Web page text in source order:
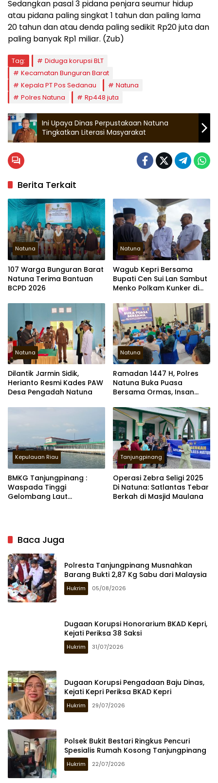
Sedangkan pasal 3 pidana penjara seumur hidup
atau pidana paling singkat 1 tahun dan paling lama
20 tahun dan atau denda paling sedikit Rp20 juta dan
paling banyak Rp1 miliar. (Zub)
Tag:
Diduga korupsi BLT
Kecamatan Bunguran Barat
Kepala PT Pos Sedanau
Natuna
Polres Natuna
Rp448 juta
Ini Upaya Dinas Perpustakaan Natuna
Tingkatkan Literasi Masyarakat
Berita Terkait
Natuna
107 Warga Bunguran Barat
Natuna Terima Bantuan
BCPD 2026
Natuna
Wagub Kepri Bersama
Bupati Cen Sui Lan Sambut
Menko Polkam Kunker di
Natuna
Dilantik Jarmin Sidik,
Herianto Resmi Kades PAW
Desa Pengadah Natuna
Natuna
Ramadan 1447 H, Polres
Natuna Buka Puasa
Bersama Ormas, Insan
Kepulauan Riau
BMKG Tanjungpinang :
Waspada Tinggi
Gelombang Laut
Tanjungpinang
Operasi Zebra Seligi 2025
Di Natuna: Satlantas Tebar
Berkah di Masjid Maulana
Baca Juga
Polresta Tanjungpinang Musnahkan
Barang Bukti 2,87 Kg Sabu dari Malaysia
Hukrim 05/08/2026
Dugaan Korupsi Honorarium BKAD Kepri,
Kejati Periksa 38 Saksi
Hukrim 31/07/2026
Dugaan Korupsi Pengadaan Baju Dinas,
Kejati Kepri Periksa BKAD Kepri
Hukrim 29/07/2026
Polsek Bukit Bestari Ringkus Pencuri
Spesialis Rumah Kosong Tanjungpinang
Hukrim 22/07/2026